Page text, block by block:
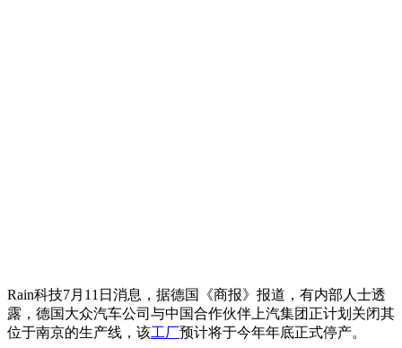
Rain科技7月11日消息，据德国《商报》报道，有内部人士透
露，德国大众汽车公司与中国合作伙伴上汽集团正计划关闭其
位于南京的生产线，该工厂预计将于今年年底正式停产。